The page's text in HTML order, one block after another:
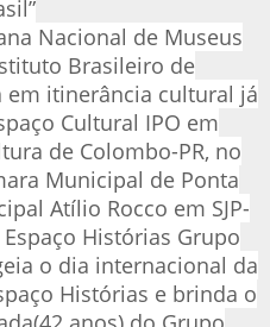
Nacional de Museus
Brasileiro de
em itinerância cultural já
Cultural IPO em
de Colombo-PR, no
Municipal de Ponta
Atílio Rocco em SJP-
Histórias Grupo
o dia internacional da
Histórias e brinda o